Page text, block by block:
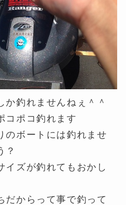
か釣れませんねぇ＾＾
コポコ釣れます
のボートには釣れませ
？
イズが釣れてもおかし
だからって事で釣って